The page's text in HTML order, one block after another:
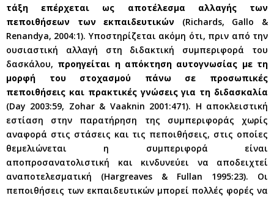
τάξη επέρχεται ως αποτέλεσμα αλλαγής των
πεποιθήσεων των εκπαιδευτικών (Richards, Gallo &
Renandya, 2004:1). Υποστηρίζεται ακόμη ότι, πριν από την
ουσιαστική αλλαγή στη διδακτική συμπεριφορά του
δασκάλου, προηγείται η απόκτηση αυτογνωσίας με τη
μορφή του στοχασμού πάνω σε προσωπικές
πεποιθήσεις και πρακτικές γνώσεις για τη διδασκαλία
(Day 2003:59, Zohar & Vaaknin 2001:471). Η αποκλειστική
εστίαση στην παρατήρηση της συμπεριφοράς χωρίς
αναφορά στις στάσεις και τις πεποιθήσεις, στις οποίες
θεμελιώνεται η συμπεριφορά είναι
αποπροσανατολιστική και κινδυνεύει να αποδειχτεί
αναποτελεσματική (Hargreaves & Fullan 1995:23). Οι
πεποιθήσεις των εκπαιδευτικών μπορεί πολλές φορές να